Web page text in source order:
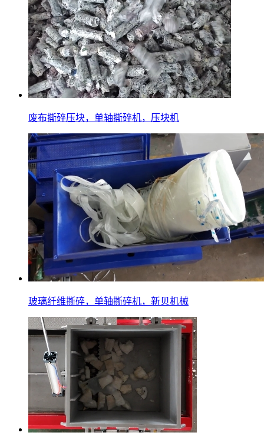
废布撕碎压块，单轴撕碎机，压块机
玻璃纤维撕碎，单轴撕碎机，新贝机械